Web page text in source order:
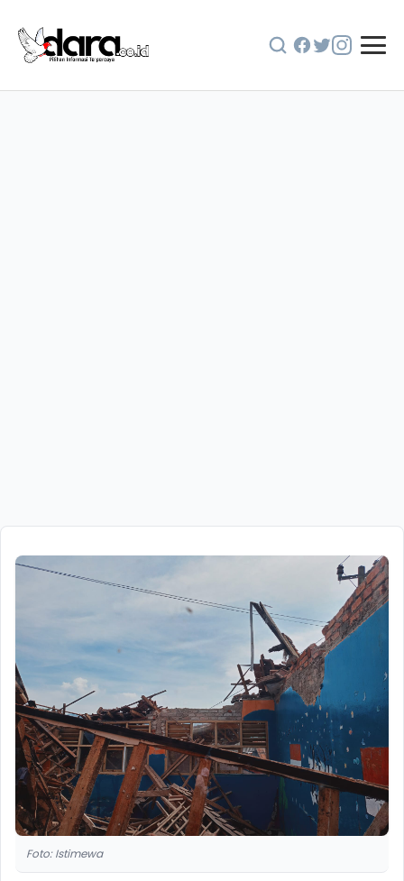
Foto: Istimewa